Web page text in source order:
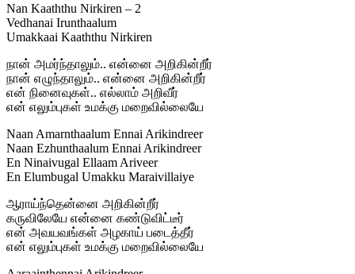
Nan Kaaththu Nirkiren – 2
Vedhanai Irunthaalum
Umakkaai Kaaththu Nirkiren
நான் அமர்ந்தாலும்.. என்னை அறிகின்றீர்
நான் எழுந்தாலும்.. என்னை அறிகின்றீர்
என் நினைவுகள்.. எல்லாம் அறிவீர்
என் எலும்புகள் உமக்கு மறைவில்லையே
Naan Amarnthaalum Ennai Arikindreer
Naan Ezhunthaalum Ennai Arikindreer
En Ninaivugal Ellaam Ariveer
En Elumbugal Umakku Maraivillaiye
ஆராய்ந்தென்னை அறிகின்றீர்
கருவிலேயே என்னை கண்டுவிட்டீர்
என் அவயவங்கள் அழகாய் படைத்தீர்
என் எலும்புகள் உமக்கு மறைவில்லையே